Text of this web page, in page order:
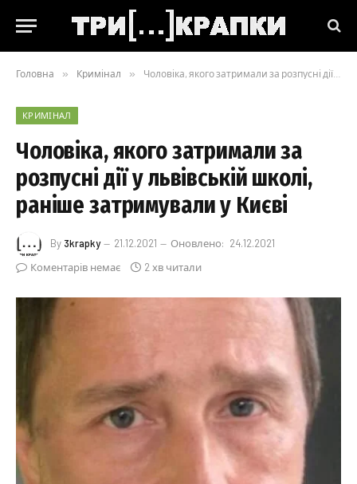
Головна » Кримінал » Чоловіка, якого затримали за розпусні дії у львівській школі, раніше затримували у Києві
КРИМІНАЛ
Чоловіка, якого затримали за
розпусні дії у львівській школі,
раніше затримували у Києві
By 3krapky 21.12.2021 Оновлено: 24.12.2021
Коментарів немає
2 хв читали